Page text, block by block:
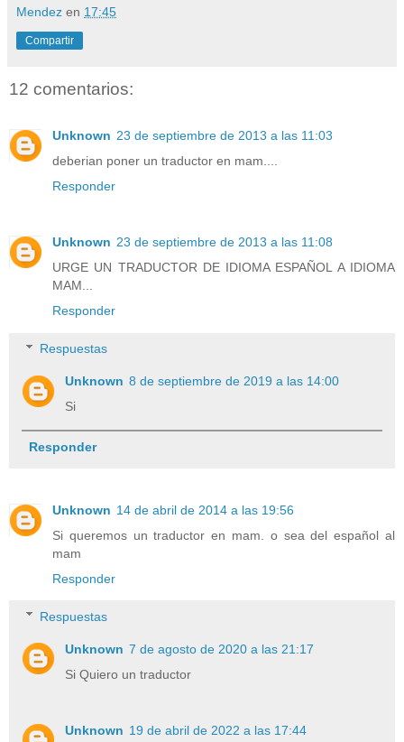
Mendez en 17:45
Compartir
12 comentarios:
Unknown 23 de septiembre de 2013 a las 11:03
deberian poner un traductor en mam....
Responder
Unknown 23 de septiembre de 2013 a las 11:08
URGE UN TRADUCTOR DE IDIOMA ESPAÑOL A IDIOMA
MAM...
Responder
Respuestas
Unknown 8 de septiembre de 2019 a las 14:00
Si
Responder
Unknown 14 de abril de 2014 a las 19:56
Si queremos un traductor en mam. o sea del español al
mam
Responder
Respuestas
Unknown 7 de agosto de 2020 a las 21:17
Si Quiero un traductor
Unknown 19 de abril de 2022 a las 17:44